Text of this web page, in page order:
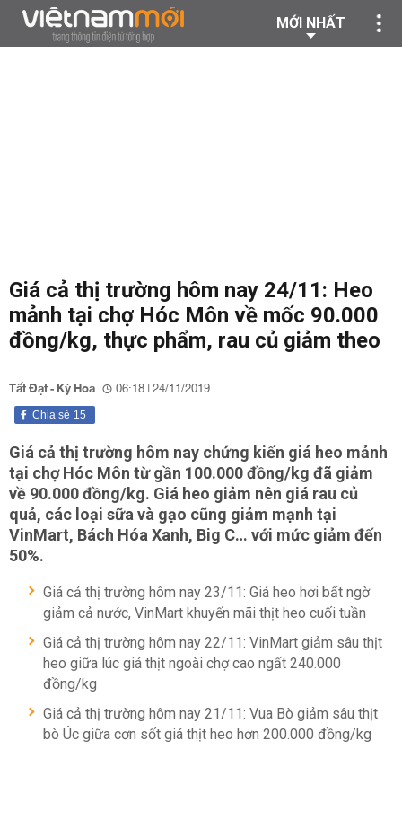
MỚI NHẤT
Giá cả thị trường hôm nay 24/11: Heo
mảnh tại chợ Hóc Môn về mốc 90.000
đồng/kg, thực phẩm, rau củ giảm theo
Tất Đạt - Kỳ Hoa 06:18 | 24/11/2019
15
Chia sẻ
Giá cả thị trường hôm nay chứng kiến giá heo mảnh
tại chợ Hóc Môn từ gần 100.000 đồng/kg đã giảm
về 90.000 đồng/kg. Giá heo giảm nên giá rau củ
quả, các loại sữa và gạo cũng giảm mạnh tại
VinMart, Bách Hóa Xanh, Big C… với mức giảm đến
50%.
Giá cả thị trường hôm nay 23/11: Giá heo hơi bất ngờ
giảm cả nước, VinMart khuyến mãi thịt heo cuối tuần
Giá cả thị trường hôm nay 22/11: VinMart giảm sâu thịt
heo giữa lúc giá thịt ngoài chợ cao ngất 240.000
đồng/kg
Giá cả thị trường hôm nay 21/11: Vua Bò giảm sâu thịt
bò Úc giữa cơn sốt giá thịt heo hơn 200.000 đồng/kg